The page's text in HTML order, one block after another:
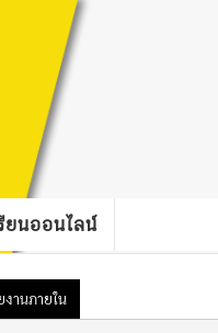
ยนออนไลน์
านภายใน